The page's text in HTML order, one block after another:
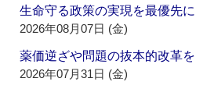
生命守る政策の実現を最優先に
2026年08月07日 (金)
薬価逆ざや問題の抜本的改革を
2026年07月31日 (金)